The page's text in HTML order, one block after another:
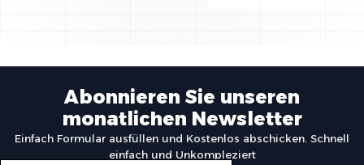
Abonnieren Sie unseren
monatlichen Newsletter
Einfach Formular ausfüllen und Kostenlos abschicken. Schnell
einfach und Unkompleziert